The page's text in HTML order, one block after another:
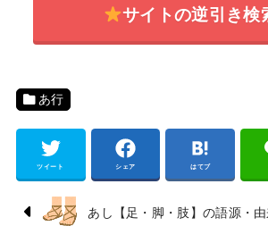
サイトの逆引き検
あ行
ツイート シェア はてブ
あし【足・脚・肢】の語源・